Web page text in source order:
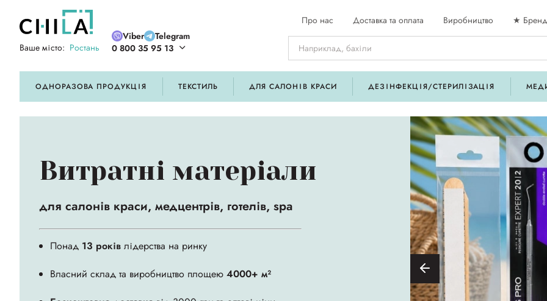
Ваше місто: Ростань
Viber
Telegram
0 800 35 95 13
Про нас Доставка та оплата Виробництво ★
ОДНОРАЗОВА ПРОДУКЦІЯ ТЕКСТИЛЬ ДЛЯ САЛОНІВ КРАСИ ДЕЗІНФЕКЦІЯ/СТЕРИЛІЗАЦІЯ
Витратні матеріали
для салонів краси, медцентрів, готелів, spa
Понад 13 років лідерства на ринку
Власний склад та виробництво площею 4000+ м²